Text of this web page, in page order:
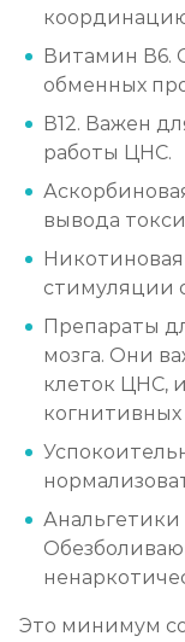
Лечение пивного
от 3 500 ₽/сутки
Лечение винного
от 3 500 ₽/сутки
Лечение
от 4 500 ₽/сутки
Социализация
Витамин В6.
обменных
В12. Важен
работы ЦНС.
вывода
стимуляции
Препараты
мозга. Они
клеток ЦНС,
когнитивных
Это минимум